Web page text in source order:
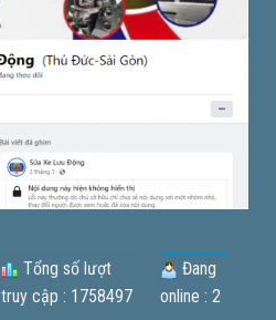
Tổng số lượt
truy cập : 1758497
Đang
online : 2